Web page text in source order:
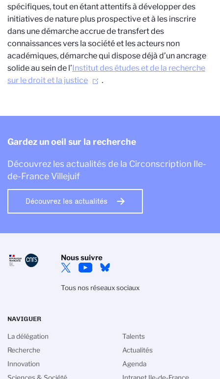
spécifiques, tout en étant attentifs à développer des
initiatives de nature plus prospective et à les inscrire
dans une démarche accrue de transfert des
connaissances vers la société et les acteurs non
académiques, démarche qui dispose déjà d’un ancrage
solide au sein de l’ Institut des études et de la recherche
sur le droit et la justice
.
Gardez un oeil sur la recherche
Découvrez les actualités de la Circonscription Ile-
de-France Villejuif
Découvrez les actualités
Nous suivre
Tous nos réseaux sociaux
NAVIGUER
La délégation
Recherche
Innovation
Talents
Actualités
Agenda